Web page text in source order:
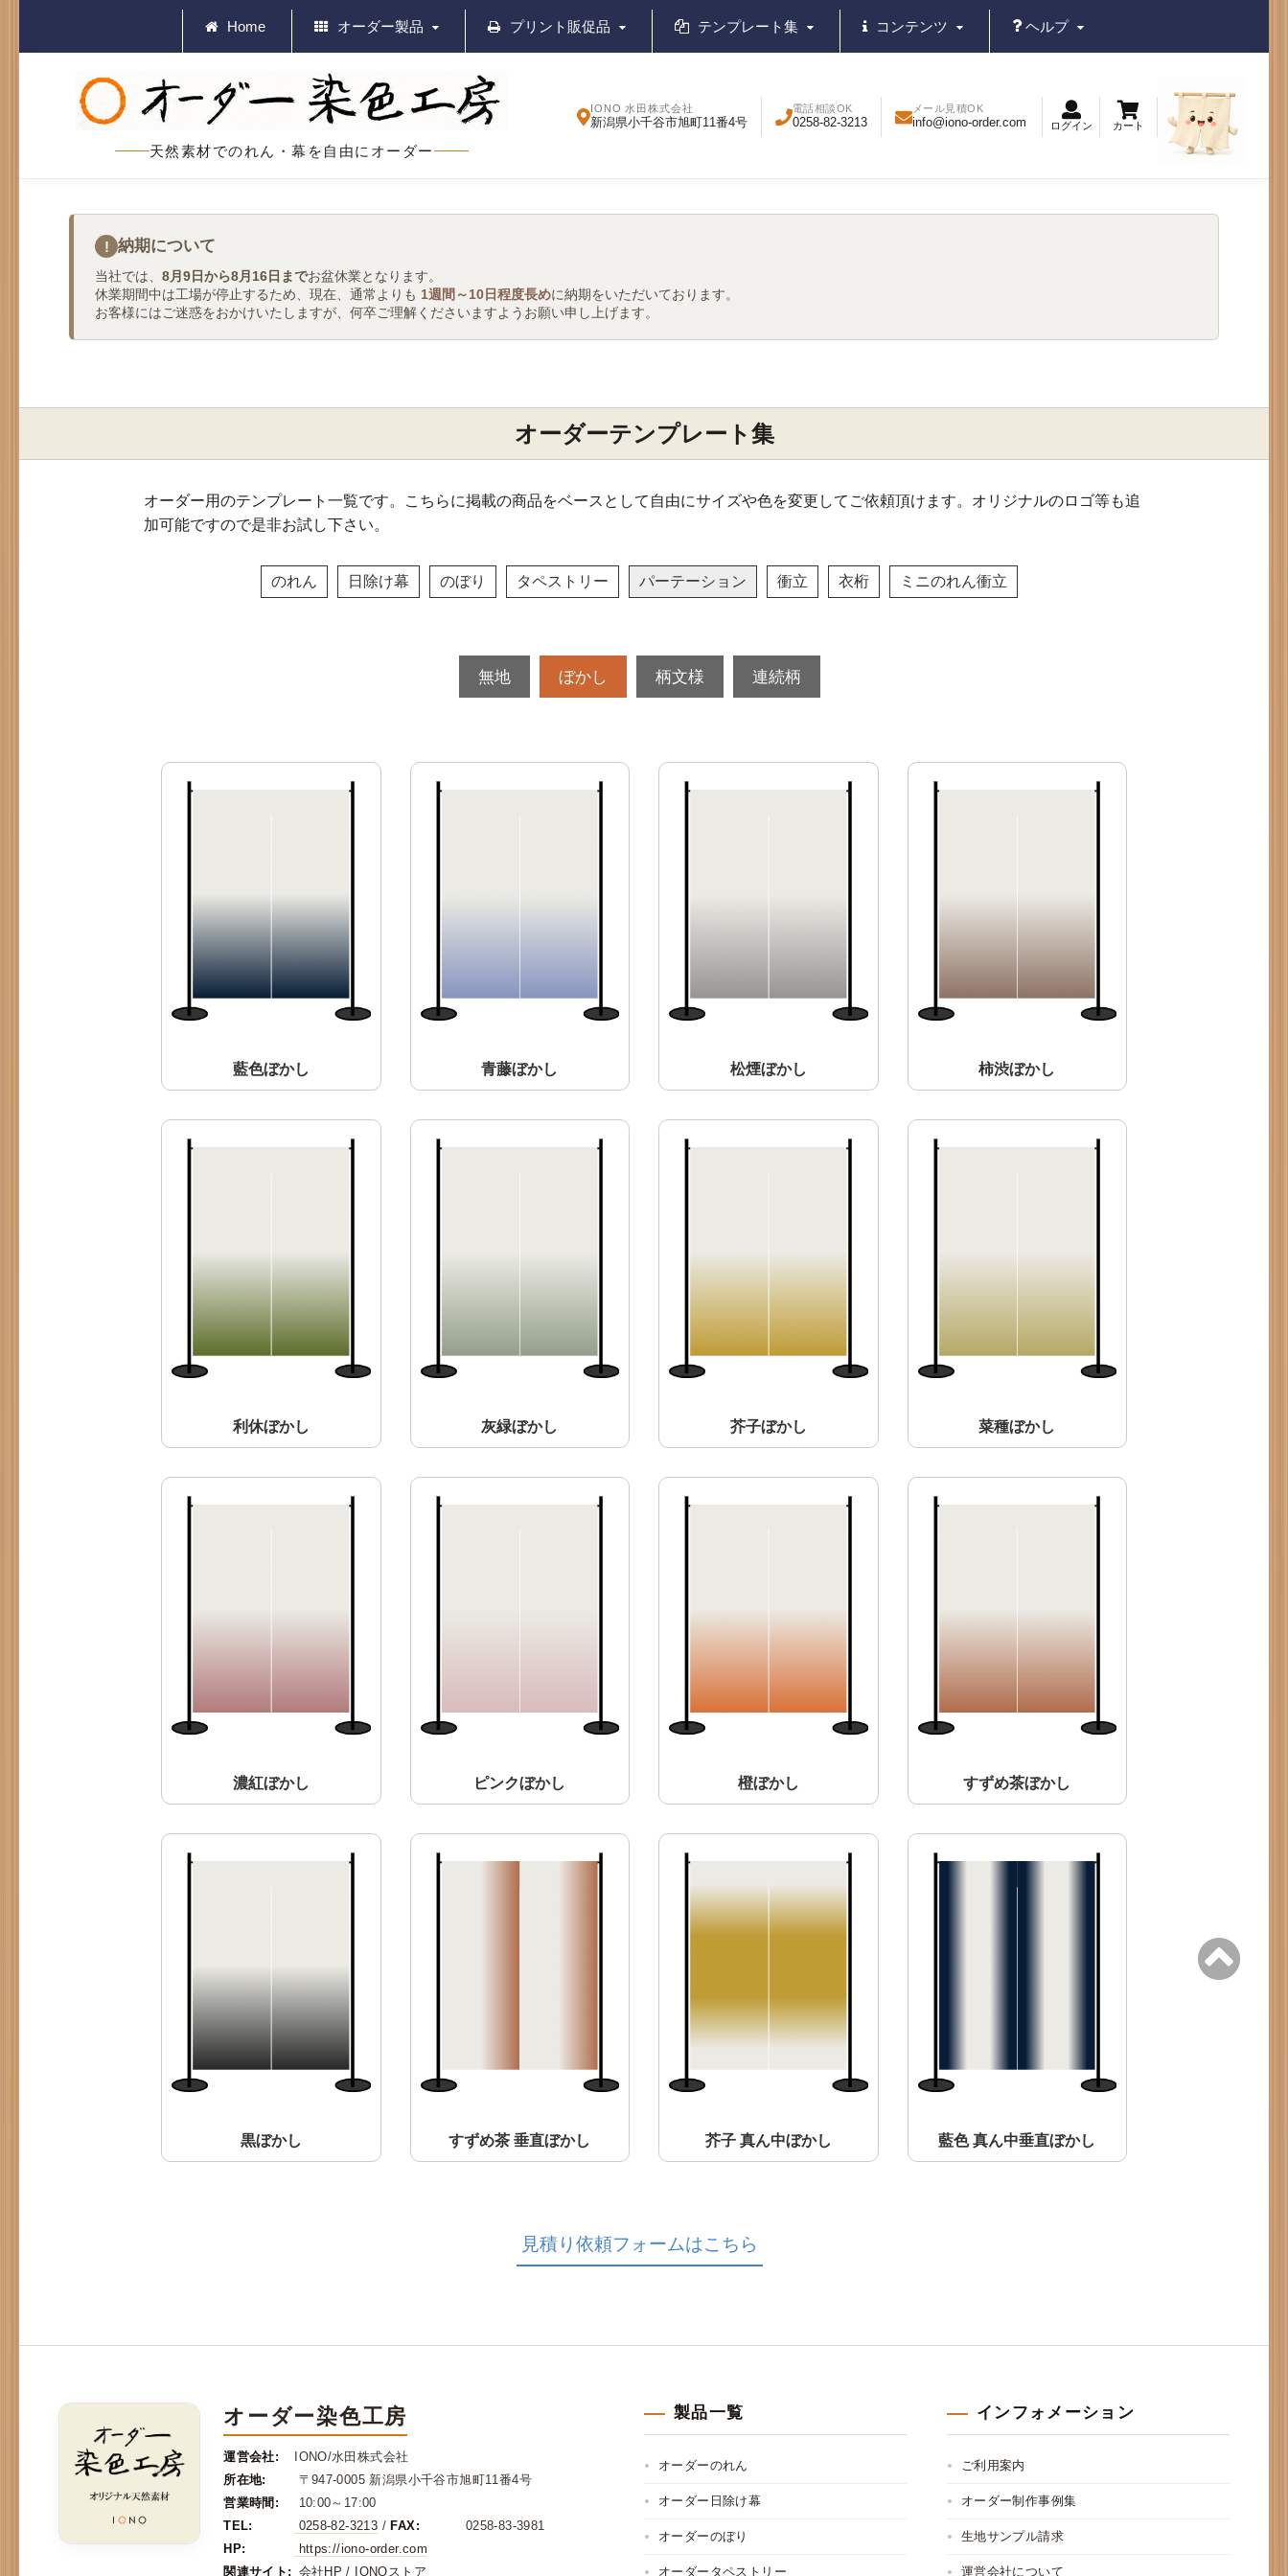
Home オーダー製品 プリント販促品 テンプレート集 コンテンツ ヘルプ
天然素材でのれん・幕を自由にオーダー
IONO 水田株式会社
新潟県小千谷市旭町11番4号
電話相談OK
0258-82-3213
メール見積OK
info@iono-order.com ログイン カート
! 納期について
当社では、 8月9日から8月16日までお盆休業となります。
休業期間中は工場が停止するため、現在、通常よりも 1週間～10日程度長めに納期をいただいております。
お客様にはご迷惑をおかけいたしますが、何卒ご理解くださいますようお願い申し上げます。
オーダーテンプレート集
オーダー用のテンプレート一覧です。こちらに掲載の商品をベースとして自由にサイズや色を変更してご依頼頂けます。オリジナルのロゴ等も追
加可能ですので是非お試し下さい。
のれん 日除け幕 のぼり タペストリー パーテーション 衝立 衣桁 ミニのれん衝立
無地 ぼかし 柄文様 連続柄
藍色ぼかし 青藤ぼかし 松煙ぼかし 柿渋ぼかし
利休ぼかし 灰緑ぼかし 芥子ぼかし 菜種ぼかし
濃紅ぼかし ピンクぼかし 橙ぼかし すずめ茶ぼかし
黒ぼかし すずめ茶 垂直ぼかし 芥子 真ん中ぼかし 藍色 真ん中垂直ぼかし
見積り依頼フォームはこちら
オーダー染色工房
運営会社:
IONO/水田株式会社
所在地:
〒947-0005 新潟県小千谷市旭町11番4号
営業時間:
10:00～17:00
TEL:
0258-82-3213 / FAX:
0258-83-3981
HP:
https://iono-order.com
関連サイト: 会社HP / IONOストア
製品一覧
オーダーのれん
オーダー日除け幕
オーダーのぼり
オーダータペストリー
インフォメーション
ご利用案内
オーダー制作事例集
生地サンプル請求
運営会社について